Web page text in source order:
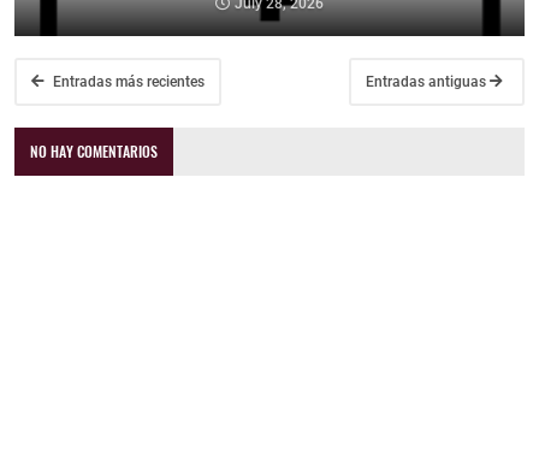
July 28, 2026
Entradas más recientes Entradas antiguas
NO HAY COMENTARIOS